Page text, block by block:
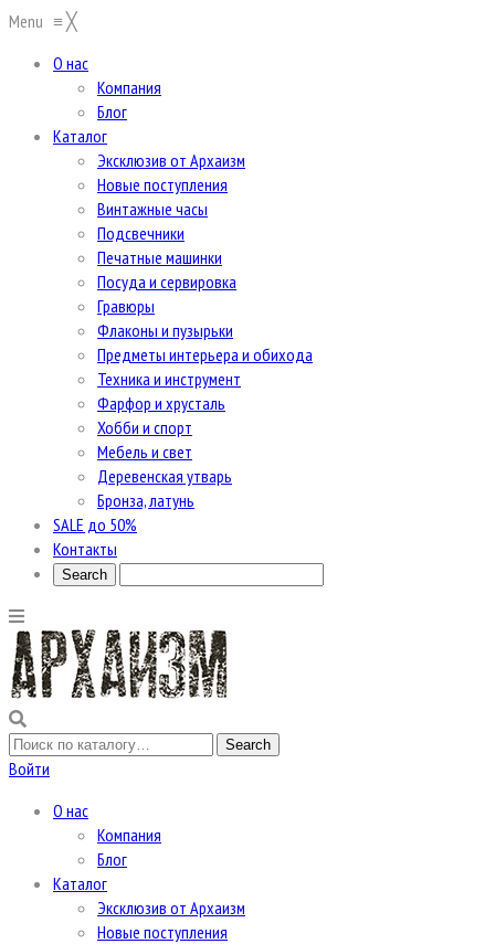
Menu ≡╳
О нас
Компания
Блог
Каталог
Эксклюзив от Архаизм
Новые поступления
Винтажные часы
Подсвечники
Печатные машинки
Посуда и сервировка
Гравюры
Флаконы и пузырьки
Предметы интерьера и обихода
Техника и инструмент
Фарфор и хрусталь
Хобби и спорт
Мебель и свет
Деревенская утварь
Бронза, латунь
SALE до 50%
Контакты
Войти
О нас
Компания
Блог
Каталог
Эксклюзив от Архаизм
Новые поступления